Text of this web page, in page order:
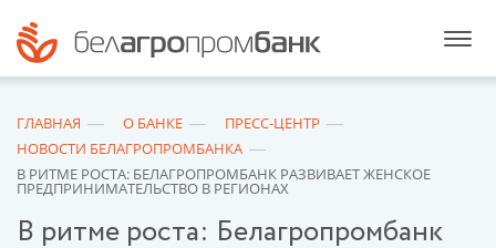
ГЛАВНАЯ О БАНКЕ
ПРЕСС-ЦЕНТР
НОВОСТИ БЕЛАГРОПРОМБАНКА
В РИТМЕ РОСТА: БЕЛАГРОПРОМБАНК РАЗВИВАЕТ ЖЕНСКОЕ
ПРЕДПРИНИМАТЕЛЬСТВО В РЕГИОНАХ
В ритме роста: Белагропромбанк